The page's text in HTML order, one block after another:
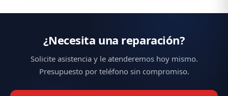
¿Necesita una reparación?
Solicite asistencia y le atenderemos hoy mismo.
Presupuesto por teléfono sin compromiso.